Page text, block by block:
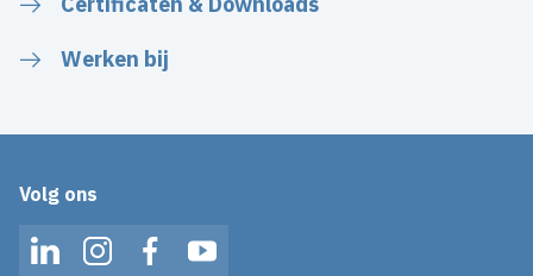
Werken bij
Volg ons
LinkedInInstagramFacebookYouTube